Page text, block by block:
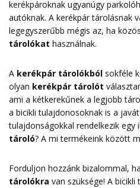
kerékpároknak ugyanúgy
autóknak. A kerékpár tárolásnak
legegyszerűbb mégis az, ha
tárolókat használnak.
A kerékpár tárolókból sokféle
olyan kerékpár tárolót
ami a kétkerekűnek a legjobb
a bicikli tulajdonosoknak is a
tulajdonságokkal rendelkezik egy
tároló? A mi termékeink között
Forduljon hozzánk bizalommal,
tárolókra van szüksége! A